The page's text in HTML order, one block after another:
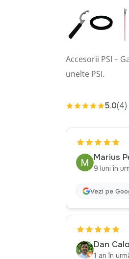
Accesorii PSI –
unelte PSI.